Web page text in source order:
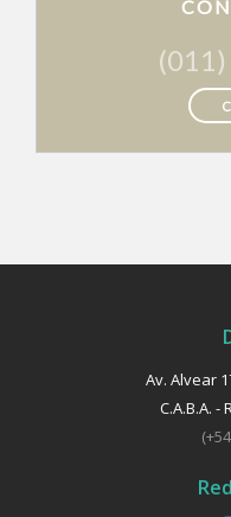
(011)
Av. Alvear
C.A.B.A.